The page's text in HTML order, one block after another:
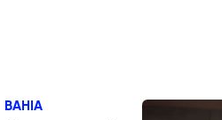
BAHIA